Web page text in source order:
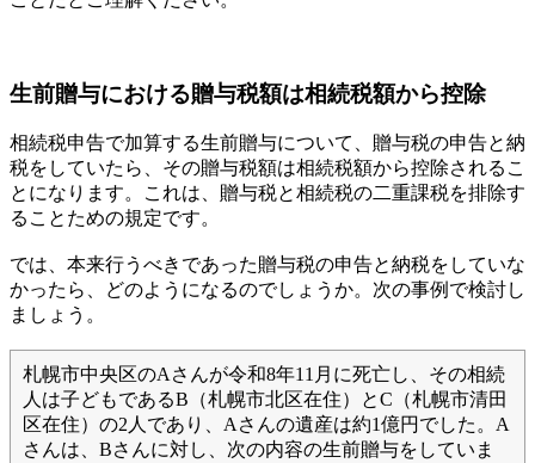
生前贈与における贈与税額は相続税額から控除
相続税申告で加算する生前贈与について、贈与税の申告と納
税をしていたら、その贈与税額は相続税額から控除されるこ
とになります。これは、贈与税と相続税の二重課税を排除す
ることための規定です。
では、本来行うべきであった贈与税の申告と納税をしていな
かったら、どのようになるのでしょうか。次の事例で検討し
ましょう。
札幌市中央区のAさんが令和8年11月に死亡し、その相続
人は子どもであるB（札幌市北区在住）とC（札幌市清田
区在住）の2人であり、Aさんの遺産は約1億円でした。A
さんは、Bさんに対し、次の内容の生前贈与をしていま